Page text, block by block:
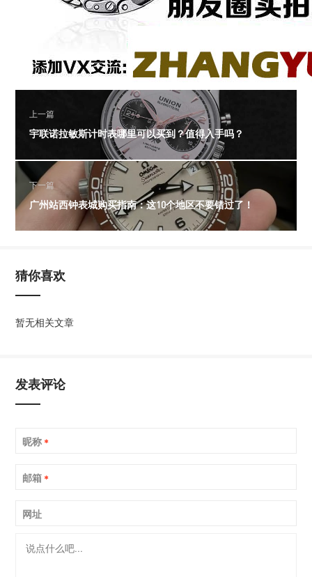
上一篇
宇联诺拉敏斯计时表哪里可以买到？值得入手吗？
下一篇
广州站西钟表城购买指南：这10个地区不要错过了！
猜你喜欢
暂无相关文章
发表评论
昵称 *
邮箱 *
网址